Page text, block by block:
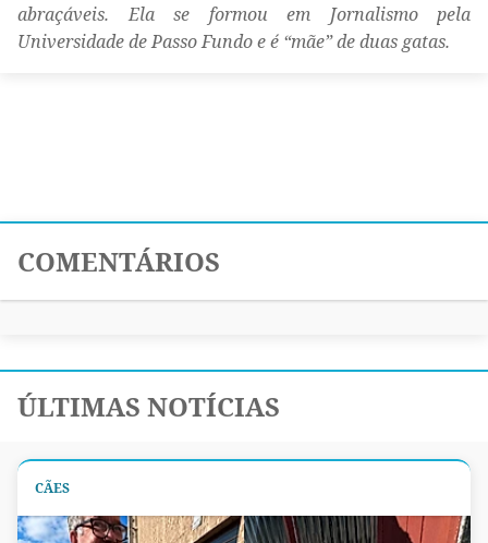
abraçáveis. Ela se formou em Jornalismo pela
Universidade de Passo Fundo e é “mãe” de duas gatas.
COMENTÁRIOS
ÚLTIMAS NOTÍCIAS
CÃES